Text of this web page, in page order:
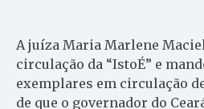
A juíza Maria Marlene
circulação da “IstoÉ” e
exemplares em circulação
de que o governador do